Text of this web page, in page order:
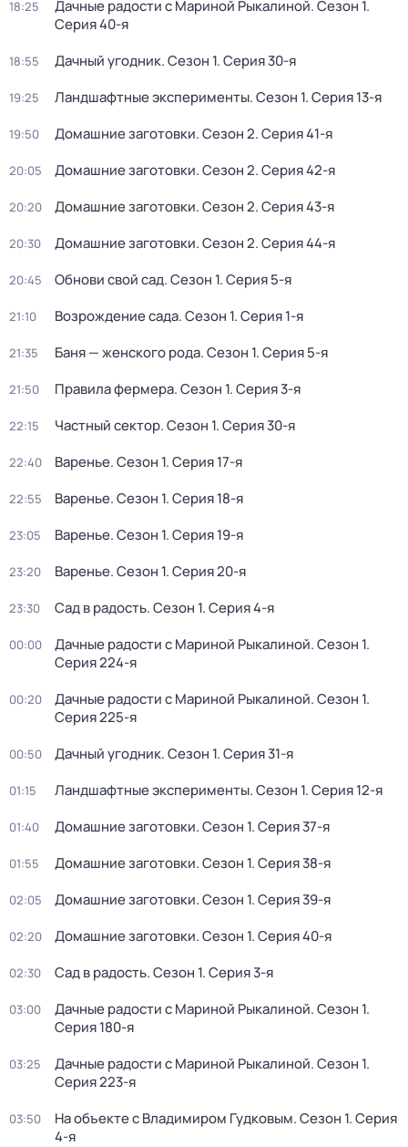
18:25 Дачные радости с Мариной Рыкалиной. Сезон 1.
Серия 40-я
18:55 Дачный угодник. Сезон 1. Серия 30-я
19:25 Ландшафтные эксперименты. Сезон 1. Серия 13-я
19:50 Домашние заготовки. Сезон 2. Серия 41-я
20:05 Домашние заготовки. Сезон 2. Серия 42-я
20:20 Домашние заготовки. Сезон 2. Серия 43-я
20:30 Домашние заготовки. Сезон 2. Серия 44-я
20:45 Обнови свой сад. Сезон 1. Серия 5-я
21:10 Возрождение сада. Сезон 1. Серия 1-я
21:35 Баня — женского рода. Сезон 1. Серия 5-я
21:50 Правила фермера. Сезон 1. Серия 3-я
22:15 Частный сектор. Сезон 1. Серия 30-я
22:40 Варенье. Сезон 1. Серия 17-я
22:55 Варенье. Сезон 1. Серия 18-я
23:05 Варенье. Сезон 1. Серия 19-я
23:20 Варенье. Сезон 1. Серия 20-я
23:30 Сад в радость. Сезон 1. Серия 4-я
00:00 Дачные радости с Мариной Рыкалиной. Сезон 1.
Серия 224-я
00:20 Дачные радости с Мариной Рыкалиной. Сезон 1.
Серия 225-я
00:50 Дачный угодник. Сезон 1. Серия 31-я
01:15 Ландшафтные эксперименты. Сезон 1. Серия 12-я
01:40 Домашние заготовки. Сезон 1. Серия 37-я
01:55 Домашние заготовки. Сезон 1. Серия 38-я
02:05 Домашние заготовки. Сезон 1. Серия 39-я
02:20 Домашние заготовки. Сезон 1. Серия 40-я
02:30 Сад в радость. Сезон 1. Серия 3-я
03:00 Дачные радости с Мариной Рыкалиной. Сезон 1.
Серия 180-я
03:25 Дачные радости с Мариной Рыкалиной. Сезон 1.
Серия 223-я
03:50 На объекте с Владимиром Гудковым. Сезон 1. Серия
4-я